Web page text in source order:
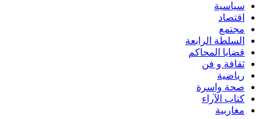
سياسية
اقتصاد
مجتمع
السلطة الرابعة
قضايا المحاكم
ثقافة و فن
رياضية
صحة واسرة
كتاب الآراء
مغاربية